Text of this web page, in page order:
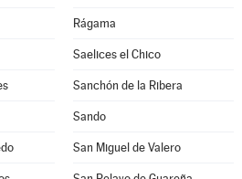
Rágama
Saelices el Chico
Sanchón de la Ribera
Sando
San Miguel de Valero